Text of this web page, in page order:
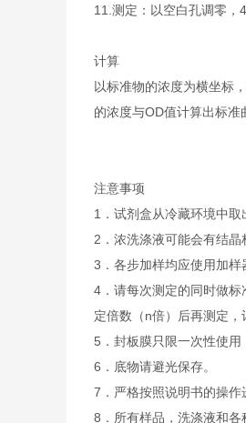
11.测定：以空白孔调零，
计算
以标准物的浓度为横坐标
的浓度与OD值计算出标
注意事项
1．试剂盒从冷藏环境中
2．浓洗涤液可能会有结
3．各步加样均应使用加
4．请每次测定的同时做
定倍数（n倍）后再测定
5．封板膜只限一次性使用
6．底物请避光保存。
7．严格按照说明书的操
8．所有样品，洗涤液和各